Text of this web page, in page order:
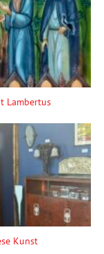
Lambertus
Kunst